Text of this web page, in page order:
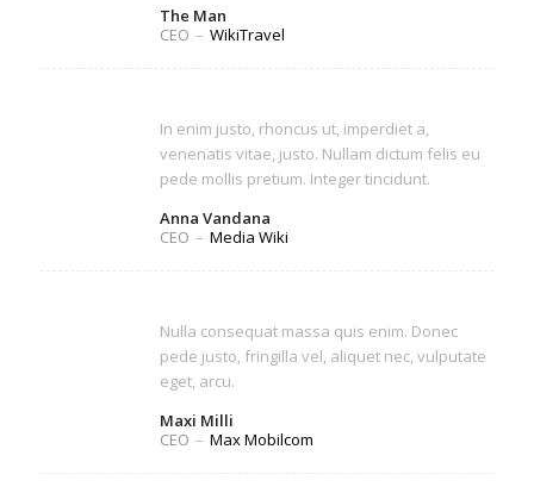
The Man
CEO – WikiTravel
In enim justo, rhoncus ut, imperdiet a,
venenatis vitae, justo. Nullam dictum felis eu
pede mollis pretium. Integer tincidunt.
Anna Vandana
CEO – Media Wiki
Nulla consequat massa quis enim. Donec
pede justo, fringilla vel, aliquet nec, vulputate
eget, arcu.
Maxi Milli
CEO – Max Mobilcom